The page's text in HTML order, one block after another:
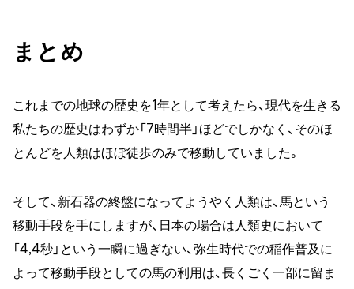
まとめ
これまでの地球の歴史を1年として考えたら、現代を生きる
私たちの歴史はわずか「7時間半」ほどでしかなく、そのほ
とんどを人類はほぼ徒歩のみで移動していました。
そして、新石器の終盤になってようやく人類は、馬という
移動手段を手にしますが、日本の場合は人類史において
「4,4秒」という一瞬に過ぎない、弥生時代での稲作普及に
よって移動手段としての馬の利用は、長くごく一部に留ま